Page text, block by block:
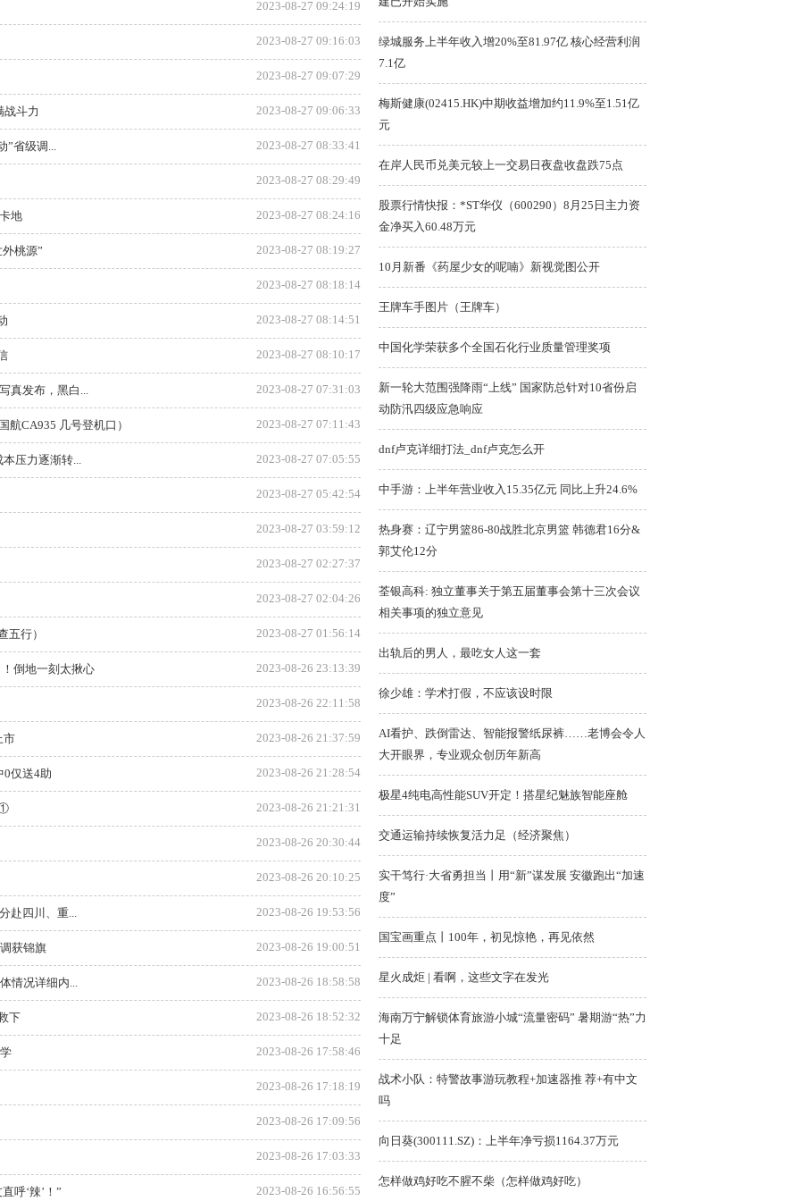
2023-08-27 09:24:19
2023-08-27 09:16:03
2023-08-27 09:07:29
战斗力 2023-08-27 09:06:33
省级调... 2023-08-27 08:33:41
2023-08-27 08:29:49
地 2023-08-27 08:24:16
桃源” 2023-08-27 08:19:27
2023-08-27 08:18:14
2023-08-27 08:14:51
2023-08-27 08:10:17
真发布，黑白... 2023-08-27 07:31:03
航CA935 几号登机口） 2023-08-27 07:11:43
压力逐渐转... 2023-08-27 07:05:55
2023-08-27 05:42:54
2023-08-27 03:59:12
2023-08-27 02:27:37
2023-08-27 02:04:26
五行） 2023-08-27 01:56:14
倒地一刻太揪心 2023-08-26 23:13:39
2023-08-26 22:11:58
市 2023-08-26 21:37:59
0仅送4助 2023-08-26 21:28:54
① 2023-08-26 21:21:31
2023-08-26 20:30:44
2023-08-26 20:10:25
四川、重... 2023-08-26 19:53:56
获锦旗 2023-08-26 19:00:51
情况详细内... 2023-08-26 18:58:58
下 2023-08-26 18:52:32
2023-08-26 17:58:46
2023-08-26 17:18:19
2023-08-26 17:09:56
2023-08-26 17:03:33
呼‘辣’！” 2023-08-26 16:56:55
绿城服务上半年收入增20%至81.97亿 核心经营利润
7.1亿
梅斯健康(02415.HK)中期收益增加约11.9%至1.51亿
元
在岸人民币兑美元较上一交易日夜盘收盘跌75点
股票行情快报：*ST华仪（600290）8月25日主力资
金净买入60.48万元
10月新番《药屋少女的呢喃》新视觉图公开
王牌车手图片（王牌车）
中国化学荣获多个全国石化行业质量管理奖项
新一轮大范围强降雨“上线” 国家防总针对10省份启
动防汛四级应急响应
dnf卢克详细打法_dnf卢克怎么开
中手游：上半年营业收入15.35亿元 同比上升24.6%
热身赛：辽宁男篮86-80战胜北京男篮 韩德君16分&
郭艾伦12分
荃银高科: 独立董事关于第五届董事会第十三次会议
相关事项的独立意见
出轨后的男人，最吃女人这一套
徐少雄：学术打假，不应该设时限
AI看护、跌倒雷达、智能报警纸尿裤……老博会令人
大开眼界，专业观众创历年新高
极星4纯电高性能SUV开定！搭星纪魅族智能座舱
交通运输持续恢复活力足（经济聚焦）
实干笃行·大省勇担当丨用“新”谋发展 安徽跑出“加速
度”
国宝画重点丨100年，初见惊艳，再见依然
星火成炬 | 看啊，这些文字在发光
海南万宁解锁体育旅游小城“流量密码” 暑期游“热”力
十足
战术小队：特警故事游玩教程+加速器推 荐+有中文
吗
向日葵(300111.SZ)：上半年净亏损1164.37万元
怎样做鸡好吃不腥不柴（怎样做鸡好吃）